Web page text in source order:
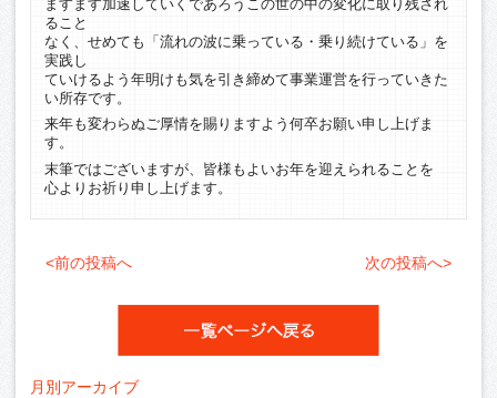
ますます加速していくであろうこの世の中の変化に取り残され
ること
なく、せめても「流れの波に乗っている・乗り続けている」を
実践し
ていけるよう年明けも気を引き締めて事業運営を行っていきた
い所存です。
来年も変わらぬご厚情を賜りますよう何卒お願い申し上げま
す。
末筆ではございますが、皆様もよいお年を迎えられることを
心よりお祈り申し上げます。
<前の投稿へ 次の投稿へ>
月別アーカイブ